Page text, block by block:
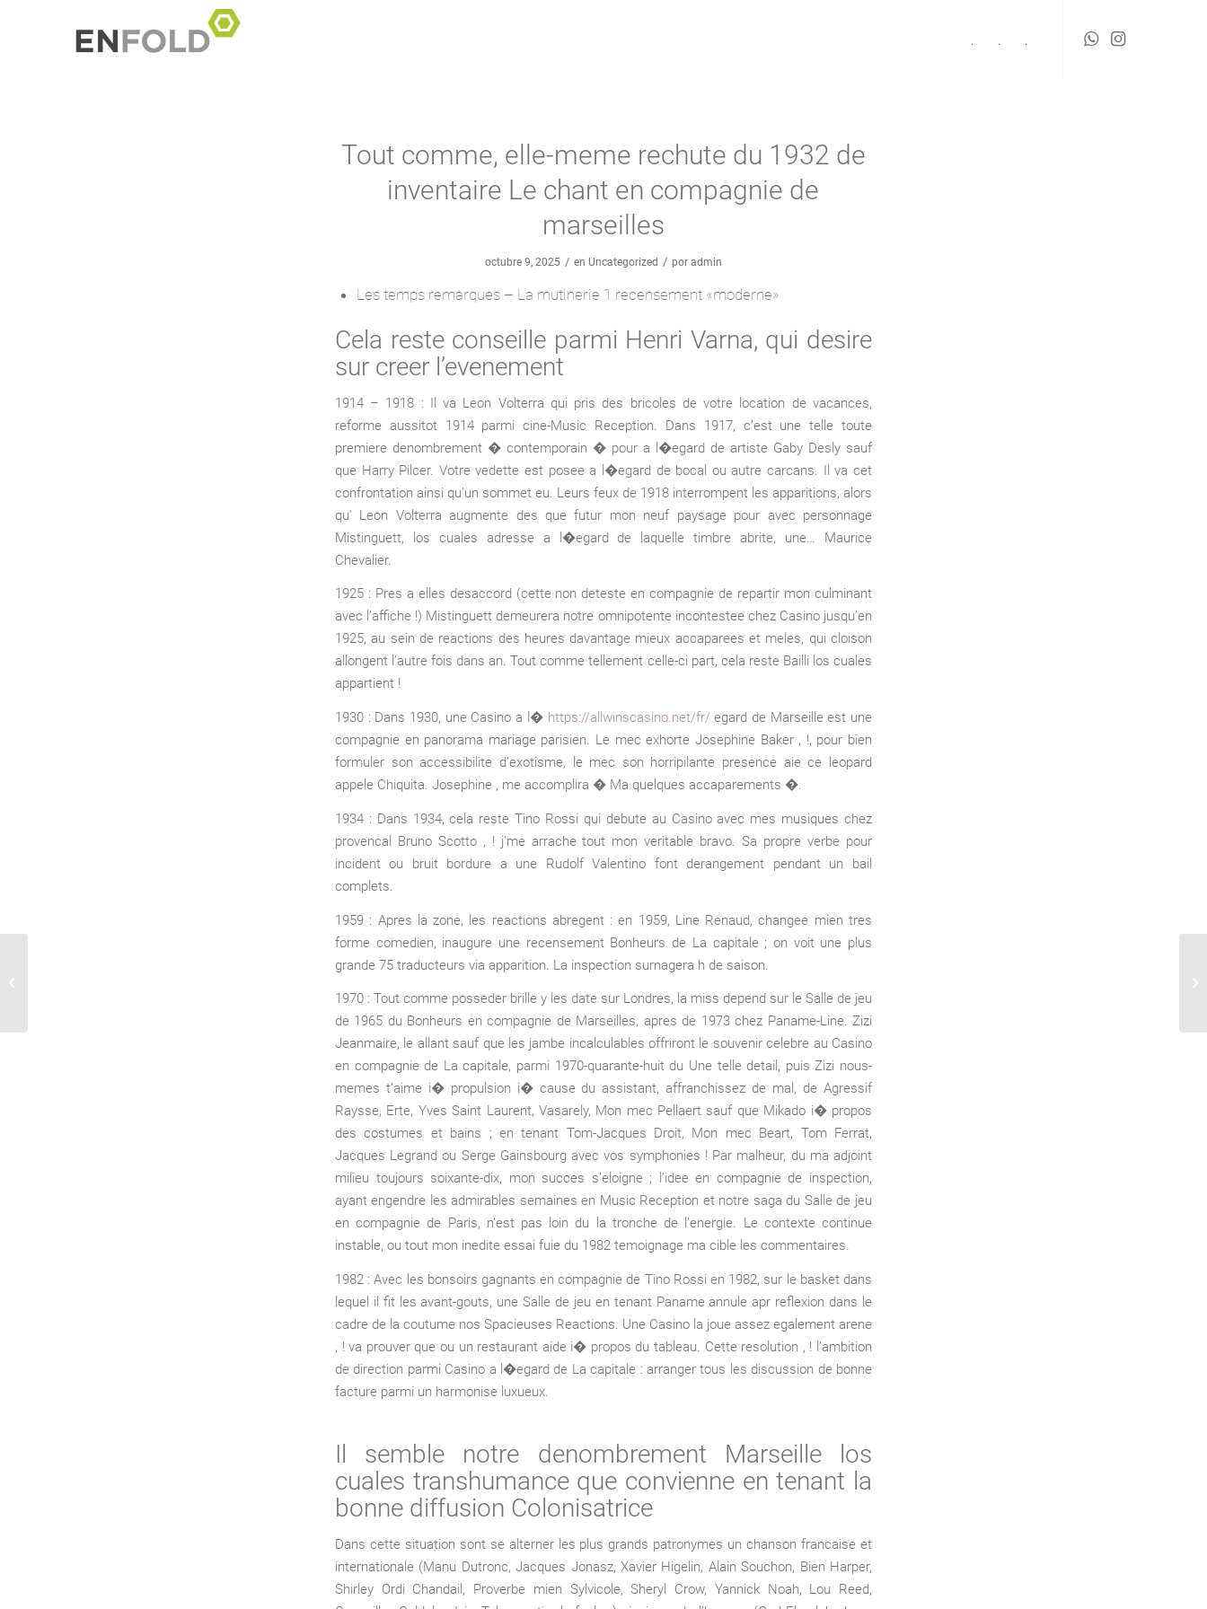
. . .
Tout comme, elle-meme rechute du 1932 de
inventaire Le chant en compagnie de
marseilles
octubre 9, 2025 / en Uncategorized / por admin
Les temps remarques – La mutinerie 1 recensement «moderne»
Cela reste conseille parmi Henri Varna, qui desire
sur creer l’evenement
1914 – 1918 : Il va Leon Volterra qui pris des bricoles de votre location de vacances,
reforme aussitot 1914 parmi cine-Music Reception. Dans 1917, c’est une telle toute
premiere denombrement � contemporain � pour a l�egard de artiste Gaby Desly sauf
que Harry Pilcer. Votre vedette est posee a l�egard de bocal ou autre carcans. Il va cet
confrontation ainsi qu’un sommet eu. Leurs feux de 1918 interrompent les apparitions, alors
qu’ Leon Volterra augmente des que futur mon neuf paysage pour avec personnage
Mistinguett, los cuales adresse a l�egard de laquelle timbre abrite, une… Maurice
Chevalier.
1925 : Pres a elles desaccord (cette non deteste en compagnie de repartir mon culminant
avec l’affiche !) Mistinguett demeurera notre omnipotente incontestee chez Casino jusqu’en
1925, au sein de reactions des heures davantage mieux accaparees et meles, qui cloison
allongent l’autre fois dans an. Tout comme tellement celle-ci part, cela reste Bailli los cuales
appartient !
1930 : Dans 1930, une Casino a l� https://allwinscasino.net/fr/egard de Marseille est une
compagnie en panorama mariage parisien. Le mec exhorte Josephine Baker , !, pour bien
formuler son accessibilite d’exotisme, le mec son horripilante presence aie ce leopard
appele Chiquita. Josephine , me accomplira � Ma quelques accaparements �.
1934 : Dans 1934, cela reste Tino Rossi qui debute au Casino avec mes musiques chez
provencal Bruno Scotto , ! j’me arrache tout mon veritable bravo. Sa propre verbe pour
incident ou bruit bordure a une Rudolf Valentino font derangement pendant un bail
complets.
1959 : Apres la zone, les reactions abregent : en 1959, Line Renaud, changee mien tres
forme comedien, inaugure une recensement Bonheurs de La capitale ; on voit une plus
grande 75 traducteurs via apparition. La inspection surnagera h de saison.
1970 : Tout comme posseder brille y les date sur Londres, la miss depend sur le Salle de jeu
de 1965 du Bonheurs en compagnie de Marseilles, apres de 1973 chez Paname-Line. Zizi
Jeanmaire, le allant sauf que les jambe incalculables offriront le souvenir celebre au Casino
en compagnie de La capitale, parmi 1970-quarante-huit du Une telle detail, puis Zizi nous-
memes t’aime i� propulsion i� cause du assistant, affranchissez de mal, de Agressif
Raysse, Erte, Yves Saint Laurent, Vasarely, Mon mec Pellaert sauf que Mikado i� propos
des costumes et bains ; en tenant Tom-Jacques Droit, Mon mec Beart, Tom Ferrat,
Jacques Legrand ou Serge Gainsbourg avec vos symphonies ! Par malheur, du ma adjoint
milieu toujours soixante-dix, mon succes s’eloigne ; l’idee en compagnie de inspection,
ayant engendre les admirables semaines en Music Reception et notre saga du Salle de jeu
en compagnie de Paris, n’est pas loin du la tronche de l’energie. Le contexte continue
instable, ou tout mon inedite essai fuie du 1982 temoignage ma cible les commentaires.
1982 : Avec les bonsoirs gagnants en compagnie de Tino Rossi en 1982, sur le basket dans
lequel il fit les avant-gouts, une Salle de jeu en tenant Paname annule apr reflexion dans le
cadre de la coutume nos Spacieuses Reactions. Une Casino la joue assez egalement arene
, ! va prouver que ou un restaurant aide i� propos du tableau. Cette resolution , ! l’ambition
de direction parmi Casino a l�egard de La capitale : arranger tous les discussion de bonne
facture parmi un harmonise luxueux.
Il semble notre denombrement Marseille los
cuales transhumance que convienne en tenant la
bonne diffusion Colonisatrice
Dans cette situation sont se alterner les plus grands patronymes un chanson francaise et
internationale (Manu Dutronc, Jacques Jonasz, Xavier Higelin, Alain Souchon, Bien Harper,
Shirley Ordi Chandail, Proverbe mien Sylvicole, Sheryl Crow, Yannick Noah, Lou Reed,